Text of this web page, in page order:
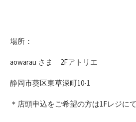
場所：
aowarau さま 2Fアトリエ
静岡市葵区東草深町10-1
＊店頭申込をご希望の方は1Fレジに